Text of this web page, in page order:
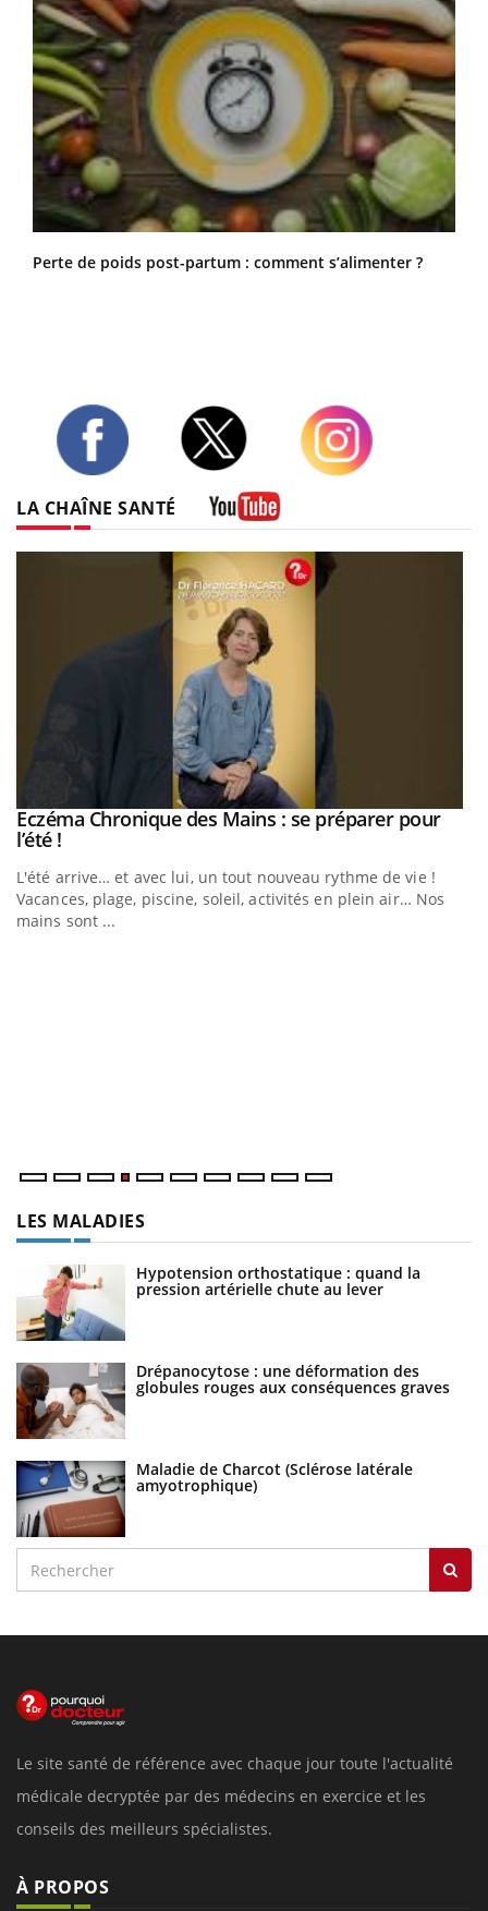
Perte de poids post-partum : comment s’alimenter ?
LA CHAÎNE SANTÉ
Youtube
Eczéma Chronique des Mains : se préparer pour
l’été !Youtube
L'été arrive… et avec lui, un tout nouveau rythme de vie !
Vacances, plage, piscine, soleil, activités en plein air… Nos
mains sont ...
LES MALADIES
Hypotension orthostatique : quand la
pression artérielle chute au lever
Drépanocytose : une déformation des
globules rouges aux conséquences graves
Maladie de Charcot (Sclérose latérale
amyotrophique)
Le site santé de référence avec chaque jour toute l'actualité
médicale decryptée par des médecins en exercice et les
conseils des meilleurs spécialistes.
À PROPOS